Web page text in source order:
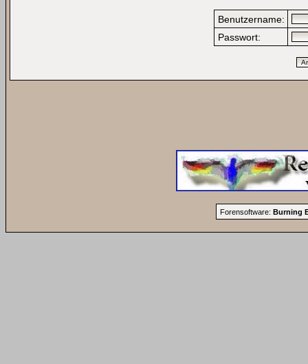
Benutzername:
Passwort:
Forensoftware: Burning